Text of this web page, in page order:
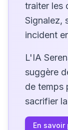
traiter les
Signalez,
incident
L'IA
suggère
de temps
sacrifier
En savoir